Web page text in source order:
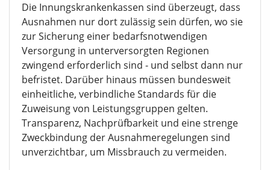
Die Innungskrankenkassen sind überzeugt, dass
Ausnahmen nur dort zulässig sein dürfen, wo sie
zur Sicherung einer bedarfsnotwendigen
Versorgung in unterversorgten Regionen
zwingend erforderlich sind - und selbst dann nur
befristet. Darüber hinaus müssen bundesweit
einheitliche, verbindliche Standards für die
Zuweisung von Leistungsgruppen gelten.
Transparenz, Nachprüfbarkeit und eine strenge
Zweckbindung der Ausnahmeregelungen sind
unverzichtbar, um Missbrauch zu vermeiden.